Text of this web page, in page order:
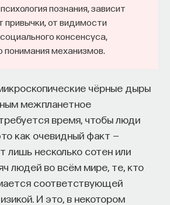
познания, зависит
привычки, от видимости
консенсуса,
понимания механизмов.
чёрные дыры
межпланетное
время, чтобы люди
как очевидный факт —
лишь несколько сотен или
людей во всём мире, те, кто
соответствующей
И это, в некотором